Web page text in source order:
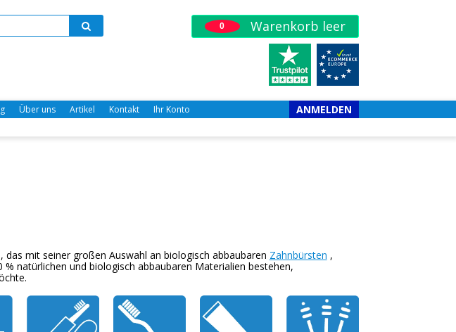
0 Warenkorb leer
Über uns Artikel Kontakt Ihr Konto ANMELDEN
mit seiner großen Auswahl an biologisch abbaubaren Zahnbürsten ,
% natürlichen und biologisch abbaubaren Materialien bestehen,